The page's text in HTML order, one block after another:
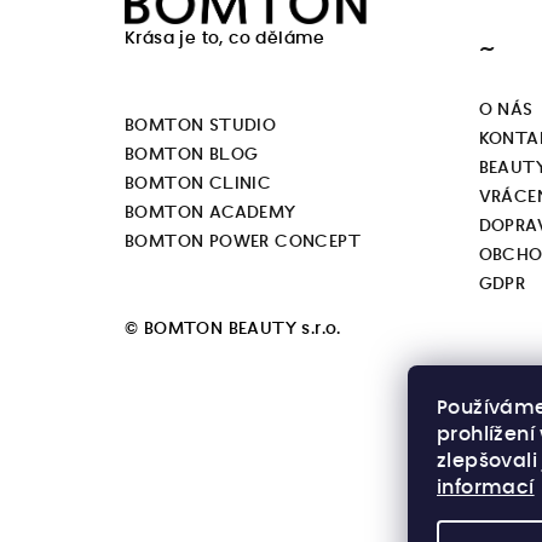
prohlížení
informací
Krása je to, co děláme
BOMTON STUDIO
BOMTON BLOG
BOMTON CLINIC
BOMTON ACADEMY
BOMTON POWER CONCEPT
© BOMTON BEAUTY s.r.o.
~
O NÁS
GDPR